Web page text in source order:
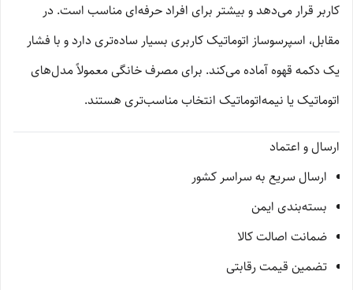
کاربر قرار می‌دهد و بیشتر برای افراد حرفه‌ای مناسب است. در
مقابل، اسپرسوساز اتوماتیک کاربری بسیار ساده‌تری دارد و با فشار
یک دکمه قهوه آماده می‌کند. برای مصرف خانگی معمولاً مدل‌های
اتوماتیک یا نیمه‌اتوماتیک انتخاب مناسب‌تری هستند.
ارسال و اعتماد
ارسال سریع به سراسر کشور
بسته‌بندی ایمن
ضمانت اصالت کالا
تضمین قیمت رقابتی